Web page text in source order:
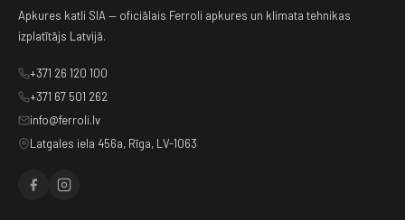
Apkures katli SIA — oficiālais Ferroli apkures un klimata tehnikas
izplatītājs Latvijā.
+371 26 120 100
+371 67 501 262
info@ferroli.lv
Latgales iela 456a, Rīga, LV-1063